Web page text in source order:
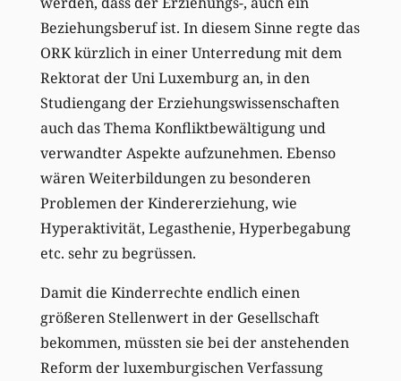
Beziehungsberuf ist. In diesem Sinne regte das
ORK kürzlich in einer Unterredung mit dem
Rektorat der Uni Luxemburg an, in den
Studiengang der Erziehungswissenschaften
auch das Thema Konfliktbewältigung und
verwandter Aspekte aufzunehmen. Ebenso
wären Weiterbildungen zu besonderen
Problemen der Kindererziehung, wie
Hyperaktivität, Legasthenie, Hyperbegabung
etc. sehr zu begrüssen.
Damit die Kinderrechte endlich einen
größeren Stellenwert in der Gesellschaft
bekommen, müssten sie bei der anstehenden
Reform der luxemburgischen Verfassung